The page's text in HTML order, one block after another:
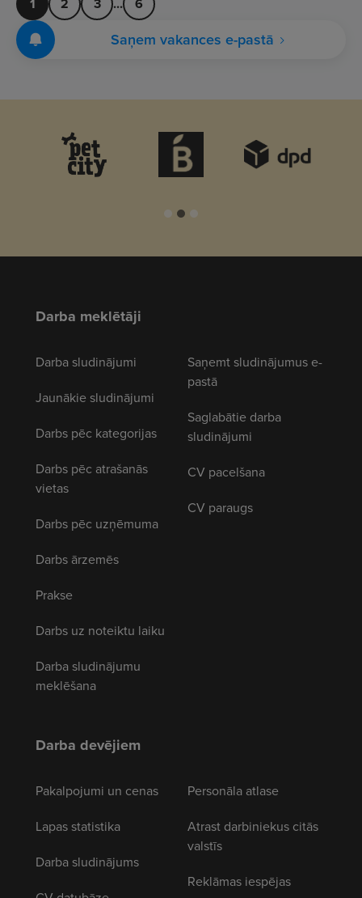
Saņem vakances e-pastā
Darba meklētāji
Darba sludinājumi
Jaunākie sludinājumi
Darbs pēc kategorijas
Darbs pēc atrašanās
vietas
Darbs pēc uzņēmuma
Darbs ārzemēs
Prakse
Darbs uz noteiktu laiku
Darba sludinājumu
meklēšana
Saņemt sludinājumus e-
pastā
Saglabātie darba
sludinājumi
CV pacelšana
CV paraugs
Darba devējiem
Pakalpojumi un cenas
Lapas statistika
Darba sludinājums
Personāla atlase
Atrast darbiniekus citās
valstīs
Reklāmas iespējas